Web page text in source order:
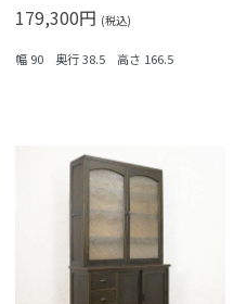
木の温もり
179,300円 (税込)
幅 90 奥行 38.5 高さ 166.5